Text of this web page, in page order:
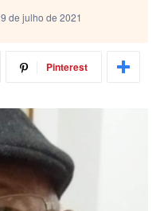
9 de julho de 2021
Pinterest